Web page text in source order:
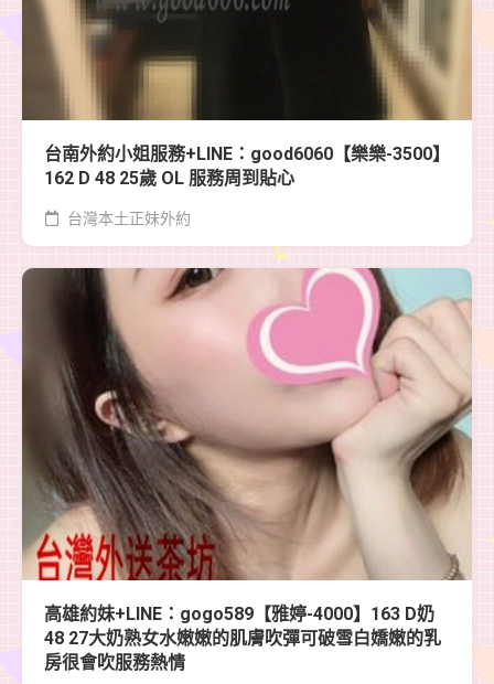
台南外約小姐服務+LINE：good6060【樂樂-3500】
162 D 48 25歲 OL 服務周到貼心
台灣本土正妹外約
高雄約妹+LINE：gogo589【雅婷-4000】163 D奶
48 27大奶熟女水嫩嫩的肌膚吹彈可破雪白嬌嫩的乳
房很會吹服務熱情